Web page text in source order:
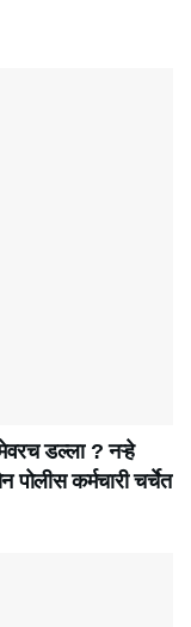
डल्ला ? नऱ्हे
पोलीस कर्मचारी चर्चेत